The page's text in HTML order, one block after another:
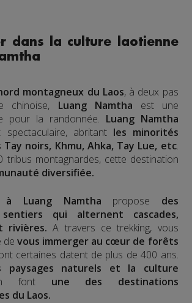
dans la culture laotienne
montagneux du Laos, à deux pas
chinoise, Luang Namtha est une
pour la randonnée. Luang Namtha
abritantles minorités
noirs, Khmu, Ahka, Tay Lue, etc.
tribus montagnardes, cette destination
diversifiée.
Luang Namtha propose des
qui alternent cascades,
rivières. A travers ce trekking, vous
de vous immerger au cœur de forêts
certaines datent de plus de 400 ans.
paysages naturels et la culture
font une des destinations
du Laos.